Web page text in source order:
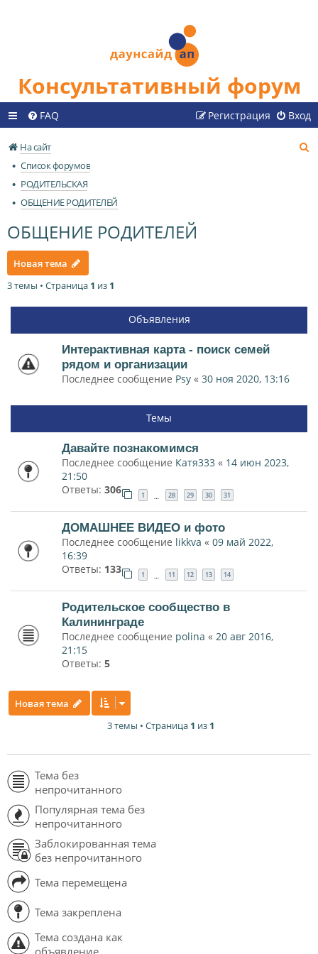
Консультативный форум
FAQ Вход
Регистрация
На сайт
Список форумов
РОДИТЕЛЬСКАЯ
ОБЩЕНИЕ РОДИТЕЛЕЙ
ОБЩЕНИЕ РОДИТЕЛЕЙ
Новая тема
3 темы • Страница 1 из 1
Объявления
Интерактивная карта - поиск семей
рядом и организации
Последнее сообщение Psy « 30 ноя 2020, 13:16
Темы
Давайте познакомимся
Последнее сообщение Катя333 « 14 июн 2023,
21:50
Ответы: 306 1 … 28 29 30 31
ДОМАШНЕЕ ВИДЕО и фото
Последнее сообщение likkva « 09 май 2022,
16:39
Ответы: 133 1 … 11 12 13 14
Родительское сообщество в
Калининграде
Последнее сообщение polina « 20 авг 2016,
21:15
Ответы: 5
Новая тема
3 темы • Страница 1 из 1
Тема без
непрочитанного
Популярная тема без
непрочитанного
Заблокированная тема
без непрочитанного
Тема перемещена
Тема закреплена
Тема создана как
объявление